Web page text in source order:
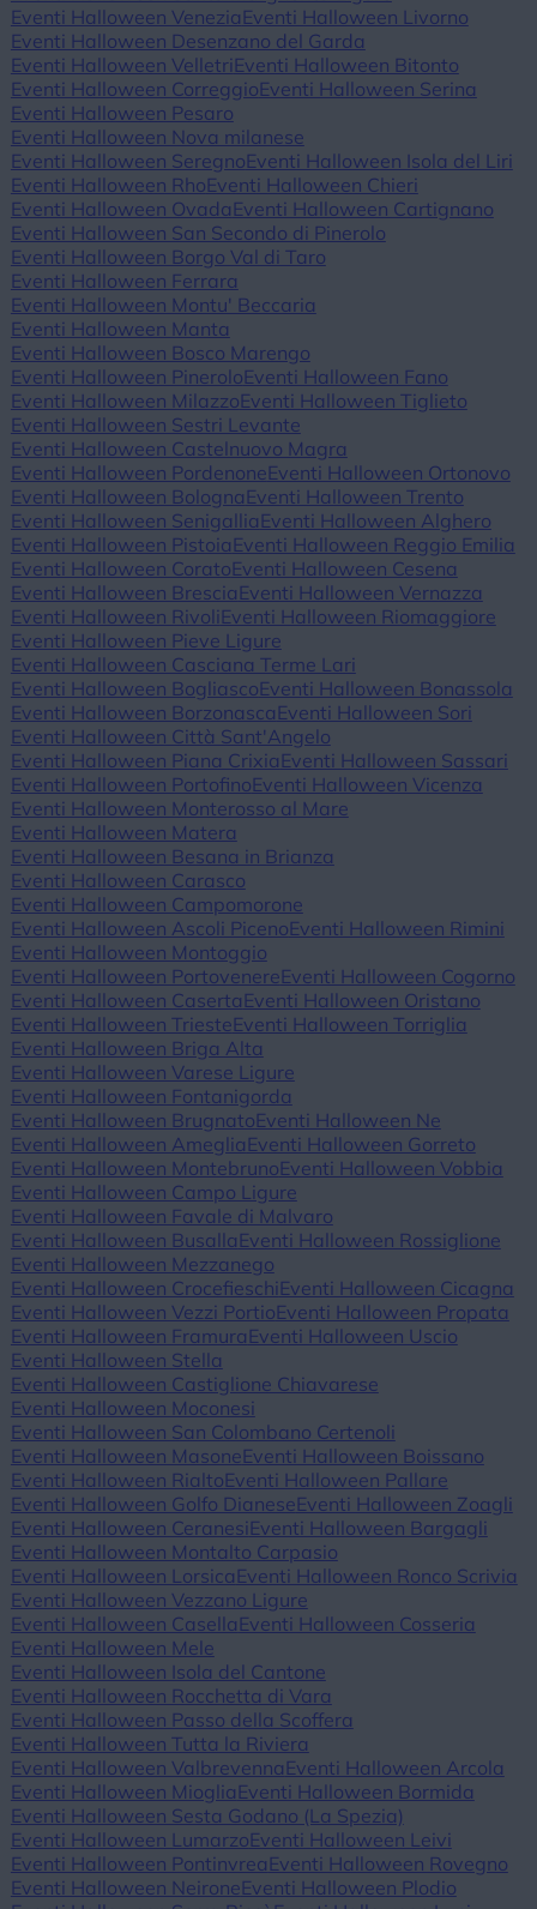
Eventi Halloween Venezia Eventi Halloween Livorno
Eventi Halloween Desenzano del Garda
Eventi Halloween VelletriEventi Halloween Bitonto
Eventi Halloween CorreggioEventi Halloween Serina
Eventi Halloween Pesaro
Eventi Halloween Nova milanese
Eventi Halloween SeregnoEventi Halloween Isola del Liri
Eventi Halloween RhoEventi Halloween Chieri
Eventi Halloween Ovada Eventi Halloween Cartignano
Eventi Halloween San Secondo di Pinerolo
Eventi Halloween Borgo Val di Taro
Eventi Halloween Ferrara
Eventi Halloween Montu' Beccaria
Eventi Halloween Manta
Eventi Halloween Bosco Marengo
Eventi Halloween PineroloEventi Halloween Fano
Eventi Halloween MilazzoEventi Halloween Tiglieto
Eventi Halloween Sestri Levante
Eventi Halloween Castelnuovo Magra
Eventi Halloween PordenoneEventi Halloween Ortonovo
Eventi Halloween Bologna Eventi Halloween Trento
Eventi Halloween Senigallia Eventi Halloween Alghero
Eventi Halloween Pistoia Eventi Halloween Reggio Emilia
Eventi Halloween CoratoEventi Halloween Cesena
Eventi Halloween Brescia Eventi Halloween Vernazza
Eventi Halloween RivoliEventi Halloween Riomaggiore
Eventi Halloween Pieve Ligure
Eventi Halloween Casciana Terme Lari
Eventi Halloween BogliascoEventi Halloween Bonassola
Eventi Halloween Borzonasca Eventi Halloween Sori
Eventi Halloween Città Sant'Angelo
Eventi Halloween Piana Crixia Eventi Halloween Sassari
Eventi Halloween PortofinoEventi Halloween Vicenza
Eventi Halloween Monterosso al Mare
Eventi Halloween Matera
Eventi Halloween Besana in Brianza
Eventi Halloween Carasco
Eventi Halloween Campomorone
Eventi Halloween Ascoli PicenoEventi Halloween Rimini
Eventi Halloween Montoggio
Eventi Halloween PortovenereEventi Halloween Cogorno
Eventi Halloween Caserta Eventi Halloween Oristano
Eventi Halloween TriesteEventi Halloween Torriglia
Eventi Halloween Briga Alta
Eventi Halloween Varese Ligure
Eventi Halloween Fontanigorda
Eventi Halloween BrugnatoEventi Halloween Ne
Eventi Halloween Ameglia Eventi Halloween Gorreto
Eventi Halloween MontebrunoEventi Halloween Vobbia
Eventi Halloween Campo Ligure
Eventi Halloween Favale di Malvaro
Eventi Halloween Busalla Eventi Halloween Rossiglione
Eventi Halloween Mezzanego
Eventi Halloween CrocefieschiEventi Halloween Cicagna
Eventi Halloween Vezzi PortioEventi Halloween Propata
Eventi Halloween Framura Eventi Halloween Uscio
Eventi Halloween Stella
Eventi Halloween Castiglione Chiavarese
Eventi Halloween Moconesi
Eventi Halloween San Colombano Certenoli
Eventi Halloween MasoneEventi Halloween Boissano
Eventi Halloween RialtoEventi Halloween Pallare
Eventi Halloween Golfo DianeseEventi Halloween Zoagli
Eventi Halloween CeranesiEventi Halloween Bargagli
Eventi Halloween Montalto Carpasio
Eventi Halloween Lorsica Eventi Halloween Ronco Scrivia
Eventi Halloween Vezzano Ligure
Eventi Halloween Casella Eventi Halloween Cosseria
Eventi Halloween Mele
Eventi Halloween Isola del Cantone
Eventi Halloween Rocchetta di Vara
Eventi Halloween Passo della Scoffera
Eventi Halloween Tutta la Riviera
Eventi Halloween Valbrevenna Eventi Halloween Arcola
Eventi Halloween Mioglia Eventi Halloween Bormida
Eventi Halloween Sesta Godano (La Spezia)
Eventi Halloween LumarzoEventi Halloween Leivi
Eventi Halloween Pontinvrea Eventi Halloween Rovegno
Eventi Halloween NeironeEventi Halloween Plodio